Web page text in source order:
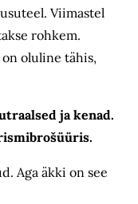
Viimastel
rohkem.
oluline tähis,
ja kenad.
Aga äkki on see